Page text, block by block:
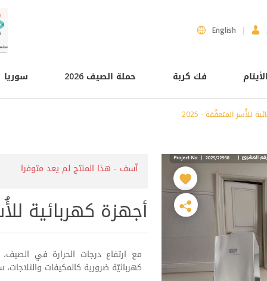
English
فك كربة حملة الصيف 2026 سوريا
للأُسر المتعفِّفة - 2025
آسف - هذا المنتج لم يعد متوفرا
أجهزة كهربائية
مع ارتفاع درجات الحرارة في
كهربائيّة ضرورية كالمكيفات